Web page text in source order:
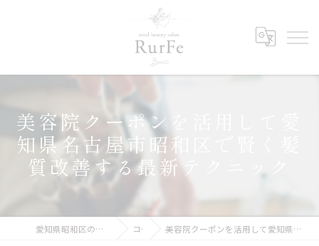
美容院クーポンを活用して愛
知県名古屋市昭和区で賢く髪
質改善する最新テクニック
愛知県昭和区の美容院ならRurFe【ルルフェ】 コラム 美容院クーポンを活用して愛知県名古屋市昭和区で賢く髪質改善する最新テクニック